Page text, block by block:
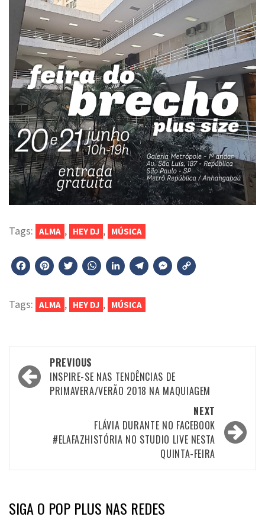
Tags: ALMA , HEY DJ , MÚSICA
Facebook
Pinterest
Twitter
WhatsApp
LinkedIn
Telegram
Messenger
Tags: ALMA , HEY DJ , MÚSICA
Post
navigation
PREVIOUS
INSPIRE-SE NAS TENDÊNCIAS DE
PRIMAVERA/VERÃO 2018 NA MAQUIAGEM
NEXT
FLÁVIA DURANTE NO FACEBOOK
#ELAFAZHISTÓRIA NO STUDIO LIVE NESTA
QUINTA-FEIRA
SIGA O POP PLUS NAS REDES